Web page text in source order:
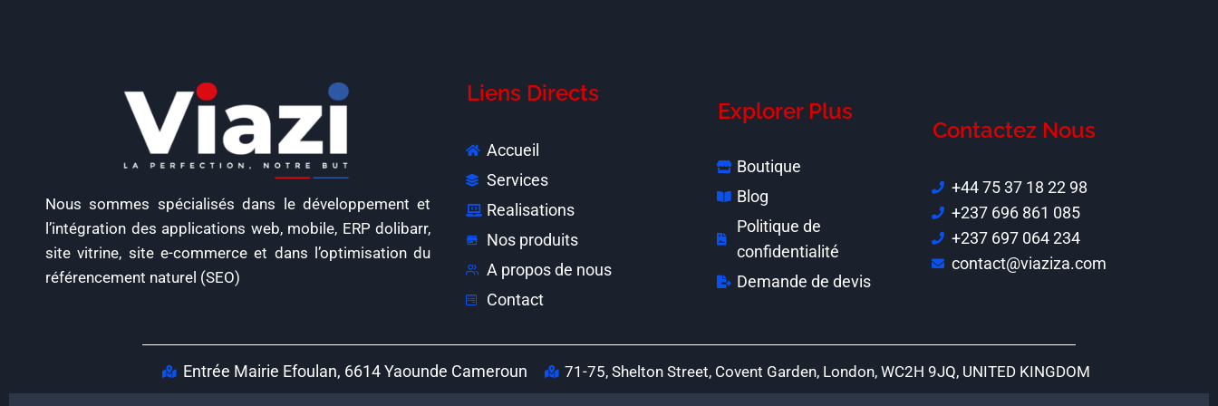
Nous sommes spécialisés dans le développement et
l’intégration des applications web, mobile, ERP dolibarr,
site vitrine, site e-commerce et dans l’optimisation du
référencement naturel (SEO)
Liens Directs
Accueil
Services
Realisations
Nos produits
A propos de nous
Contact
Explorer Plus
Boutique
Blog
Politique de
confidentialité
Demande de devis
Contactez Nous
+44 75 37 18 22 98
+237 696 861 085
+237 697 064 234
contact@viaziza.com
Entrée Mairie Efoulan, 6614 Yaounde Cameroun 71-75, Shelton Street, Covent Garden, London, WC2H 9JQ, UNITED KINGDOM